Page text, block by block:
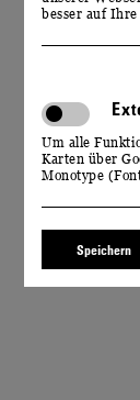
besser auf
Um alle
Karten über
Monotype
Speichern